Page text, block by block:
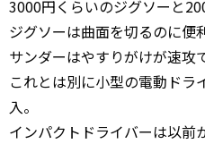
3000円くらいのジグソーと
ジグソーは曲面を切るのに便
サンダーはやすりがけが速攻
これとは別に小型の電動ドラ
入。
インパクトドライバーは以前